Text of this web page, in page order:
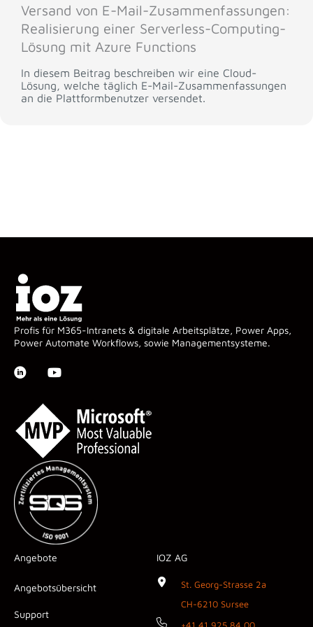
Versand von E-Mail-Zusammenfassungen:
Realisierung einer Serverless-Computing-
Lösung mit Azure Functions
In diesem Beitrag beschreiben wir eine Cloud-
Lösung, welche täglich E-Mail-Zusammenfassungen
an die Plattformbenutzer versendet.
Profis für M365-Intranets & digitale Arbeitsplätze, Power Apps,
Power Automate Workflows, sowie Managementsysteme.
Angebote
Angebotsübersicht
Support
IOZ AG
St. Georg-Strasse 2a
CH-6210 Sursee